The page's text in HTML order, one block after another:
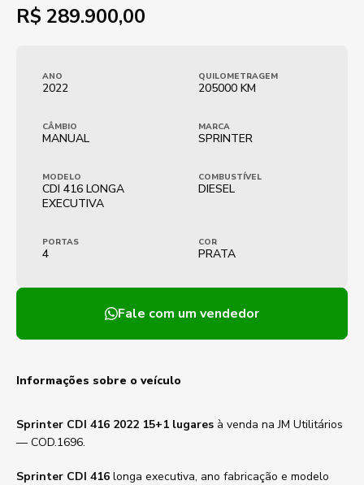
R$ 289.900,00
ANO
2022
QUILOMETRAGEM
205000 KM
CÂMBIO
MANUAL
MARCA
SPRINTER
MODELO
CDI 416 LONGA
EXECUTIVA
COMBUSTÍVEL
DIESEL
PORTAS
4
COR
PRATA
Fale com um vendedor
Informações sobre o veículo
Sprinter CDI 416 2022 15+1 lugares à venda na JM Utilitários
— COD.1696.
Sprinter CDI 416 longa executiva, ano fabricação e modelo